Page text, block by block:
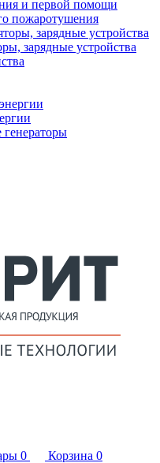
и первой помощи
пожаротушения
зарядные устройства
генераторы
0 Корзина 0